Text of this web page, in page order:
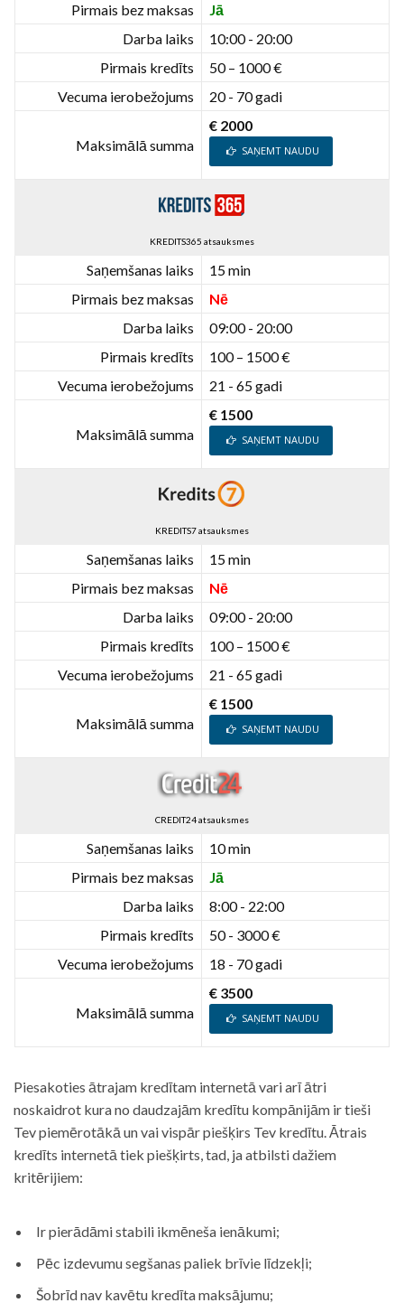
Pirmais bez maksas
Jā
Darba laiks
10:00 - 20:00
Pirmais kredīts
50 – 1000 €
Vecuma ierobežojums
20 - 70 gadi
Maksimālā summa
€ 2000
SAŅEMT NAUDU
KREDITS365 atsauksmes
Saņemšanas laiks
15 min
Pirmais bez maksas
Nē
Darba laiks
09:00 - 20:00
Pirmais kredīts
100 – 1500 €
Vecuma ierobežojums
21 - 65 gadi
Maksimālā summa
€ 1500
SAŅEMT NAUDU
KREDITS7 atsauksmes
Saņemšanas laiks
15 min
Pirmais bez maksas
Nē
Darba laiks
09:00 - 20:00
Pirmais kredīts
100 – 1500 €
Vecuma ierobežojums
21 - 65 gadi
Maksimālā summa
€ 1500
SAŅEMT NAUDU
CREDIT24 atsauksmes
Saņemšanas laiks
10 min
Pirmais bez maksas
Jā
Darba laiks
8:00 - 22:00
Pirmais kredīts
50 - 3000 €
Vecuma ierobežojums
18 - 70 gadi
Maksimālā summa
€ 3500
SAŅEMT NAUDU
Piesakoties ātrajam kredītam internetā vari arī ātri
noskaidrot kura no daudzajām kredītu kompānijām ir tieši
Tev piemērotākā un vai vispār piešķirs Tev kredītu. Ātrais
kredīts internetā tiek piešķirts, tad, ja atbilsti dažiem
kritērijiem:
Ir pierādāmi stabili ikmēneša ienākumi;
Pēc izdevumu segšanas paliek brīvie līdzekļi;
Šobrīd nav kavētu kredīta maksājumu;